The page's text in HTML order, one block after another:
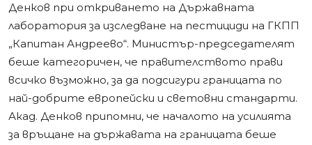
Денков при откриването на Държавната
лаборатория за изследване на пестициди на ГКПП
„Капитан Андреево“. Министър-председателят
беше категоричен, че правителството прави
всичко възможно, за да подсигури границата по
най-добрите европейски и световни стандарти.
Акад. Денков припомни, че началото на усилията
за връщане на държавата на границата беше